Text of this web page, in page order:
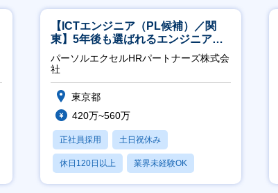
【ICTエンジニア（PL候補）／関
東】5年後も選ばれるエンジニアへ
／チーム運営・体制構築
パーソルエクセルHRパートナーズ株式会
社
東京都
420万~560万
正社員採用 土日祝休み
休日120日以上 業界未経験OK
月残業20時間以内